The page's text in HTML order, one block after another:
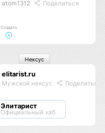
atom1312 Поделиться
Создать
elitarist.ru
Мужской нексус Поделиться
Элитарист
Официальный хаб
Нексус